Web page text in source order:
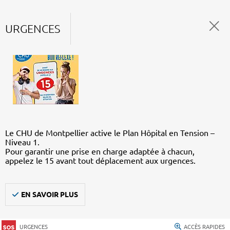
URGENCES
Le CHU de Montpellier active le Plan Hôpital en Tension –
Niveau 1.
Pour garantir une prise en charge adaptée à chacun,
appelez le 15 avant tout déplacement aux urgences.
EN SAVOIR PLUS
URGENCES ACCÈS RAPIDES